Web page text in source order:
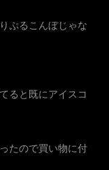
ぷるこんぼじゃな
ると既にアイスコ
たので買い物に付